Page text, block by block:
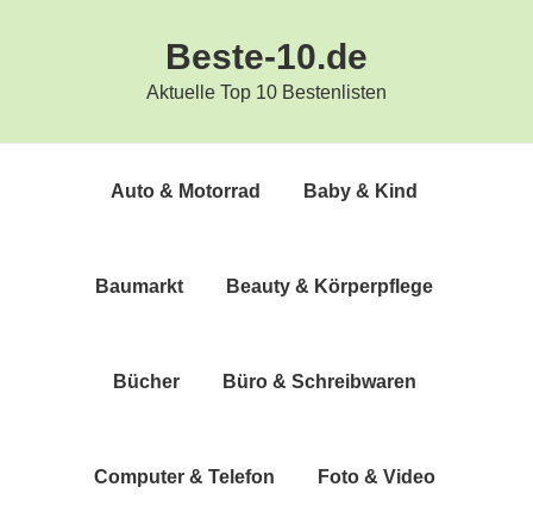
Beste-10.de
Aktuelle Top 10 Bestenlisten
Auto & Motorrad Baby & Kind
Bau­markt Beau­ty & Körperpflege
Bücher Büro & Schreibwaren
Com­pu­ter & Telefon Foto & Video